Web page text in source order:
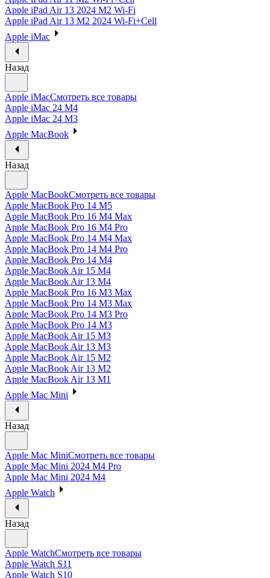
Apple iPad Air 13 2024 M2 Wi-Fi
Apple iPad Air 13 M2 2024 Wi-Fi+Cell
Apple iMac
Назад
Apple iMacСмотреть все товары
Apple iMac 24 M4
Apple iMac 24 M3
Apple MacBook
Назад
Apple MacBookСмотреть все товары
Apple MacBook Pro 14 M5
Apple MacBook Pro 16 M4 Max
Apple MacBook Pro 16 M4 Pro
Apple MacBook Pro 14 M4 Max
Apple MacBook Pro 14 M4 Pro
Apple MacBook Pro 14 M4
Apple MacBook Air 15 M4
Apple MacBook Air 13 M4
Apple MacBook Pro 16 M3 Max
Apple MacBook Pro 14 M3 Max
Apple MacBook Pro 14 M3 Pro
Apple MacBook Pro 14 M3
Apple MacBook Air 15 M3
Apple MacBook Air 13 M3
Apple MacBook Air 15 M2
Apple MacBook Air 13 M2
Apple MacBook Air 13 M1
Apple Mac Mini
Назад
Apple Mac MiniСмотреть все товары
Apple Mac Mini 2024 M4 Pro
Apple Mac Mini 2024 M4
Apple Watch
Назад
Apple WatchСмотреть все товары
Apple Watch S11
Apple Watch S10